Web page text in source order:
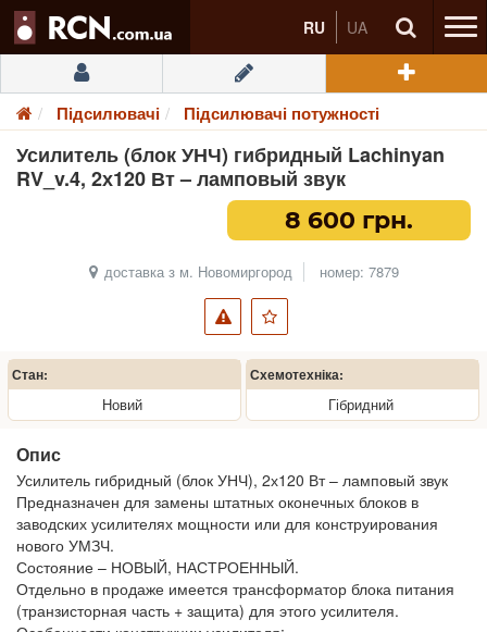
RU UA
Підсилювачі Підсилювачі потужності
Усилитель (блок УНЧ) гибридный Lachinyan
RV_v.4, 2х120 Вт – ламповый звук
8 600 грн.
доставка з м. Новомиргород номер: 7879
Стан:
Новий
Схемотехніка:
Гібридний
Опис
Усилитель гибридный (блок УНЧ), 2х120 Вт – ламповый звук
Предназначен для замены штатных оконечных блоков в
заводских усилителях мощности или для конструирования
нового УМЗЧ.
Состояние – НОВЫЙ, НАСТРОЕННЫЙ.
Отдельно в продаже имеется трансформатор блока питания
(транзисторная часть + защита) для этого усилителя.